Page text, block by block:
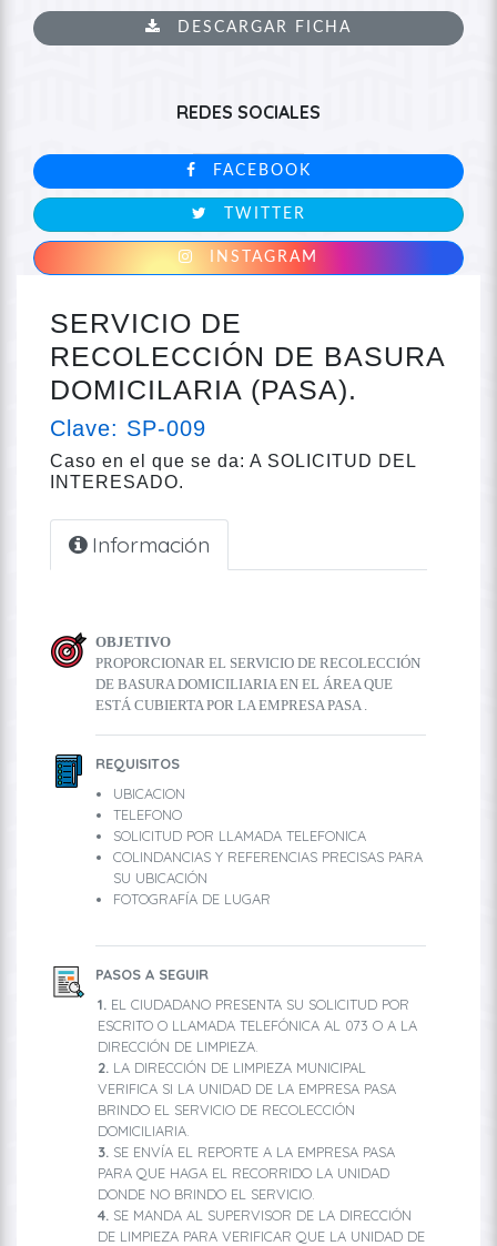
DESCARGAR FICHA
REDES SOCIALES
FACEBOOK
TWITTER
INSTAGRAM
SERVICIO DE
RECOLECCIÓN DE BASURA
DOMICILARIA (PASA).
Clave: SP-009
Caso en el que se da: A SOLICITUD DEL
INTERESADO.
Información
OBJETIVO
PROPORCIONAR EL SERVICIO DE RECOLECCIÓN
DE BASURA DOMICILIARIA EN EL ÁREA QUE
ESTÁ CUBIERTA POR LA EMPRESA PASA .
REQUISITOS
UBICACION
TELEFONO
SOLICITUD POR LLAMADA TELEFONICA
COLINDANCIAS Y REFERENCIAS PRECISAS PARA
SU UBICACIÓN
FOTOGRAFÍA DE LUGAR
PASOS A SEGUIR
EL CIUDADANO PRESENTA SU SOLICITUD POR
ESCRITO O LLAMADA TELEFÓNICA AL 073 O A LA
DIRECCIÓN DE LIMPIEZA.
LA DIRECCIÓN DE LIMPIEZA MUNICIPAL
VERIFICA SI LA UNIDAD DE LA EMPRESA PASA
BRINDO EL SERVICIO DE RECOLECCIÓN
DOMICILIARIA.
SE ENVÍA EL REPORTE A LA EMPRESA PASA
PARA QUE HAGA EL RECORRIDO LA UNIDAD
DONDE NO BRINDO EL SERVICIO.
SE MANDA AL SUPERVISOR DE LA DIRECCIÓN
DE LIMPIEZA PARA VERIFICAR QUE LA UNIDAD DE